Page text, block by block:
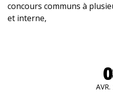
concours communs à
et interne,